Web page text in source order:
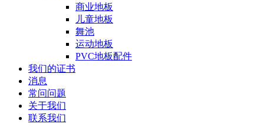
商业地板
儿童地板
舞池
运动地板
PVC地板配件
我们的证书
消息
常问问题
关于我们
联系我们